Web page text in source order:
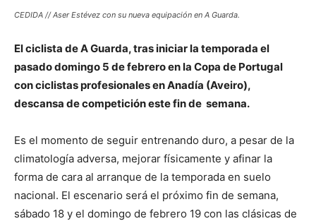
CEDIDA // Aser Estévez con su nueva equipación en A Guarda.
El ciclista de A Guarda, tras iniciar la temporada el
pasado domingo 5 de febrero en la Copa de Portugal
con ciclistas profesionales en Anadía (Aveiro),
descansa de competición este fin de semana.
Es el momento de seguir entrenando duro, a pesar de la
climatología adversa, mejorar físicamente y afinar la
forma de cara al arranque de la temporada en suelo
nacional. El escenario será el próximo fin de semana,
sábado 18 y el domingo de febrero 19 con las clásicas de